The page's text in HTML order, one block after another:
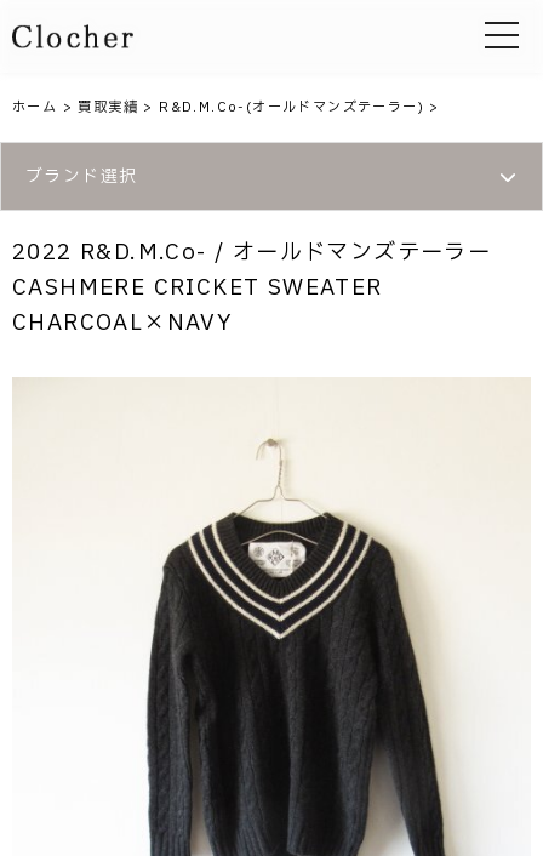
toggle
ホーム >買取実績 > R&D.M.Co-(オールドマンズテーラー) >
ブランド選択
2022 R&D.M.Co- / オールドマンズテーラー
CASHMERE CRICKET SWEATER
CHARCOAL×NAVY